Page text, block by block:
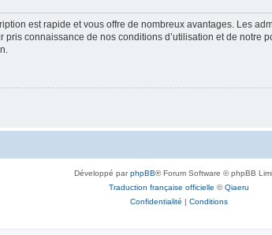
est rapide et vous offre de nombreux avantages. Les
pris connaissance de nos conditions d’utilisation et de
Développé parphpBB® Forum Software © phpBB
Traduction française officielle ©Qiaeru
Confidentialité | Conditions